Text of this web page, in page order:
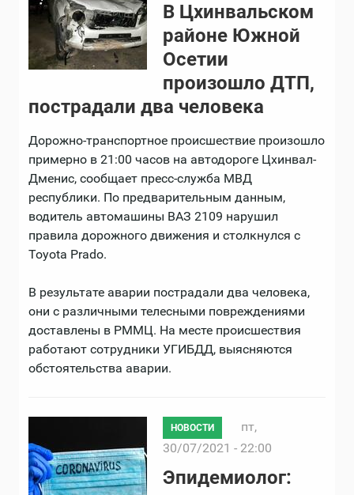
В Цхинвальском
районе Южной
Осетии
произошло ДТП,
пострадали два человека
Дорожно-транспортное происшествие произошло
примерно в 21:00 часов на автодороге Цхинвал-
Дменис, сообщает пресс-служба МВД
республики. По предварительным данным,
водитель автомашины ВАЗ 2109 нарушил
правила дорожного движения и столкнулся с
Toyota Prado.
В результате аварии пострадали два человека,
они с различными телесными повреждениями
доставлены в РММЦ. На месте происшествия
работают сотрудники УГИБДД, выясняются
обстоятельства аварии.
НОВОСТИ
пт,
30/07/2021 - 22:00
Эпидемиолог: